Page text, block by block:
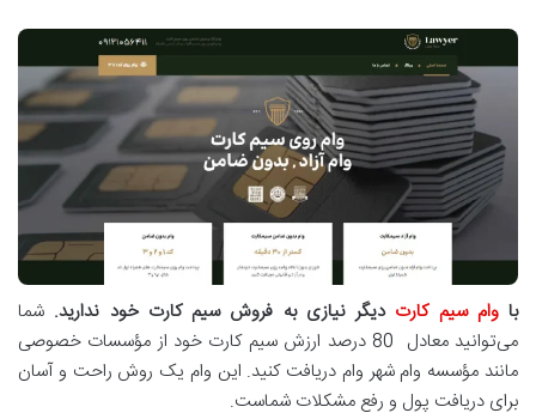
باوام سیم کارت دیگر نیازی به فروش سیم کارت خود ندارید. شما
می‌توانید معادل 80 درصد ارزش سیم کارت خود از مؤسسات خصوصی
مانند مؤسسه وام شهر وام دریافت کنید. این وام یک روش راحت و آسان
برای دریافت پول و رفع مشکلات شماست.